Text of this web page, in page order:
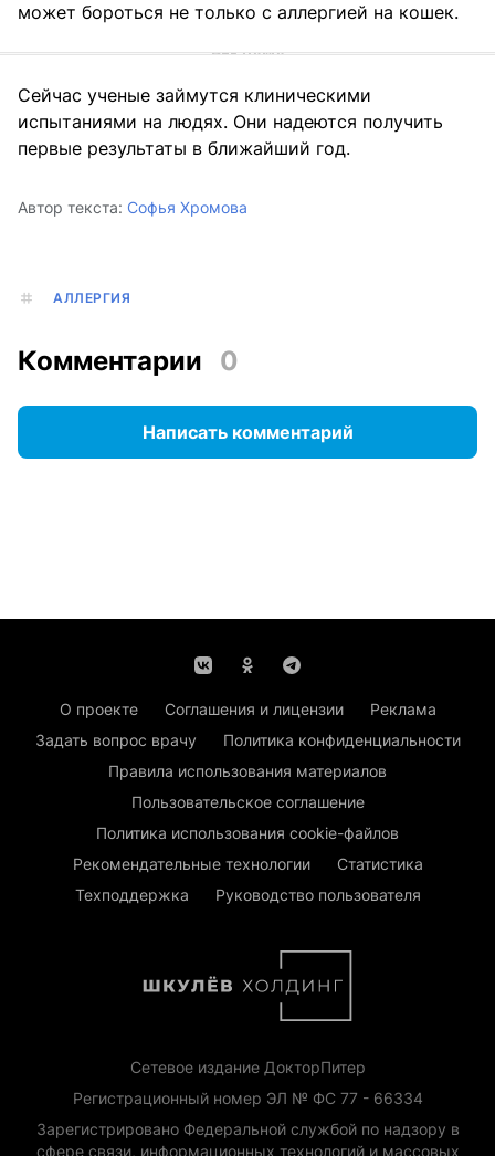
может бороться не только с аллергией на кошек.
Сейчас ученые займутся клиническими
испытаниями на людях. Они надеются получить
первые результаты в ближайший год.
Автор текста: Софья Хромова
АЛЛЕРГИЯ
Комментарии 0
Написать комментарий
О проекте Соглашения и лицензии
Реклама
Задать вопрос врачу
Политика конфиденциальности
Правила использования материалов
Пользовательское соглашение
Политика использования cookie-файлов
Рекомендательные технологии
Статистика
Техподдержка
Руководство пользователя
Сетевое издание ДокторПитер
Регистрационный номер ЭЛ № ФС 77 - 66334
Зарегистрировано Федеральной службой по надзору в
сфере связи, информационных технологий и массовых